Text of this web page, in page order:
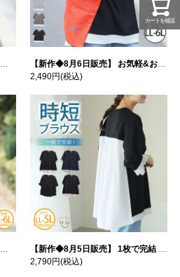
【新作◆8月6日販売】 お気軽&お手軽 選べるデザイン 接触冷感 レイヤード風 コットン トップス | 大きいサイズの通販ならハッピーマリリン
2,490円(税込)
【新作◆8月5日販売】 1枚で完結 袖口＆バック フハク使い トップス | 大きいサイズの通販ならハッピーマリリン
2,790円(税込)
カートを確認